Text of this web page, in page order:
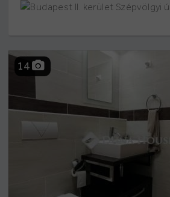
14